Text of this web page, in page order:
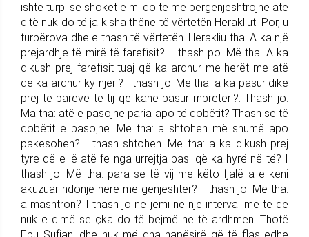
ishte turpi se shokët e mi do të më përgënjeshtrojnë atë
ditë nuk do të ja kisha thënë të vërtetën Herakliut. Por, u
turpërova dhe e thash të vërtetën. Herakliu tha: A ka një
prejardhje të mirë të farefisit?. I thash po. Më tha: A ka
dikush prej farefisit tuaj që ka ardhur më herët me atë
që ka ardhur ky njeri? I thash jo. Më tha: a ka pasur dikë
prej të parëve të tij që kanë pasur mbretëri?. Thash jo.
Ma tha: atë e pasojnë paria apo të dobëtit? Thash se të
dobëtit e pasojnë. Më tha: a shtohen më shumë apo
pakësohen? I thash shtohen. Më tha: a ka dikush prej
tyre që e lë atë fe nga urrejtja pasi që ka hyrë në të? I
thash jo. Më tha: para se të vij me këto fjalë a e keni
akuzuar ndonjë herë me gënjeshtër? I thash jo. Më tha:
a mashtron? I thash jo ne jemi në një interval me të që
nuk e dimë se çka do të bëjmë në të ardhmen. Thotë